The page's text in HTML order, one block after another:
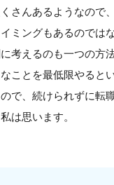
さんあるようなので
ミングもあるのでは
考えるのも一つの方
ことを最低限やると
で、続けられずに転
は思います。